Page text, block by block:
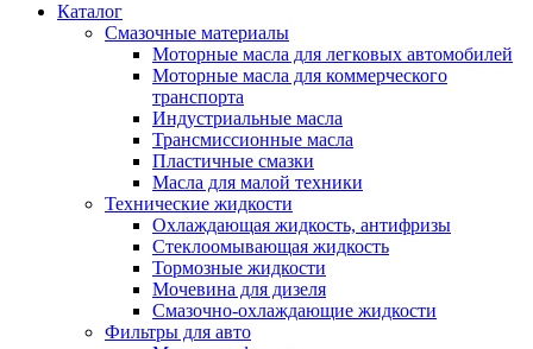
Каталог
Смазочные материалы
Моторные масла для легковых автомобилей
Моторные масла для коммерческого
транспорта
Индустриальные масла
Трансмиссионные масла
Пластичные смазки
Масла для малой техники
Технические жидкости
Охлаждающая жидкость, антифризы
Стеклоомывающая жидкость
Тормозные жидкости
Мочевина для дизеля
Смазочно-охлаждающие жидкости
Фильтры для авто